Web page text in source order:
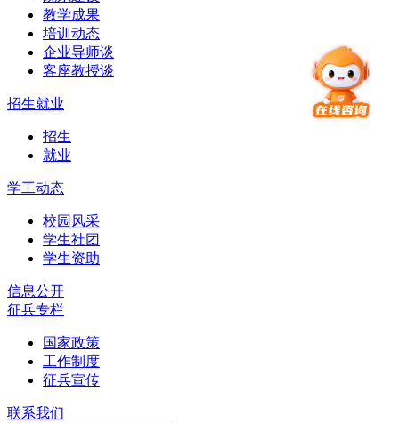
教学成果
培训动态
企业导师谈
客座教授谈
招生就业
招生
就业
学工动态
校园风采
学生社团
学生资助
信息公开
征兵专栏
国家政策
工作制度
征兵宣传
联系我们